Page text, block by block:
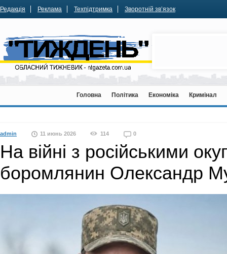
Редакція Реклама Техпідтримка Зворотній зв’язок
Головна Політика Економіка Кримінал
admin 11 июнь 2026 114 0
На війні з російськими
боромлянин Олександр